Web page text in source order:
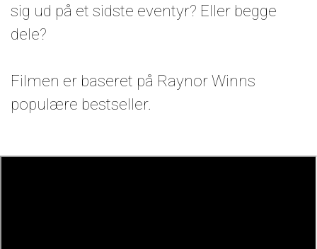
sig ud på et sidste eventyr? Eller begge
dele?
Filmen er baseret på Raynor Winns
populære bestseller.